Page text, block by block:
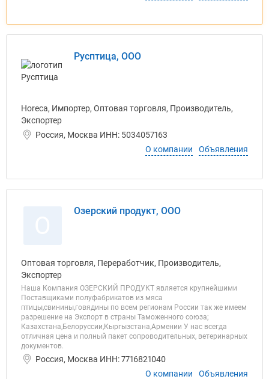
Русптица, ООО
Horeca, Импортер, Оптовая торговля, Производитель,
Экспортер
Россия, Москва ИНН: 5034057163
О компании
Объявления
Озерский продукт, ООО
Оптовая торговля, Переработчик, Производитель,
Экспортер
Наша Компания ОЗЕРСКИЙ ПРОДУКТ является крупнейшими
Поставщиками полуфабрикатов из мяса
птицы,свинины,говядины по всем регионам России так же имеем
разрешение на Экспорт в страны Таможенного союза;
Казахстана,Белоруссии,Кыргызстана,Армении У нас всегда
отличная цена и полный пакет сопроводительных, ветеринарных
документов.
Россия, Москва ИНН: 7716821040
О компании
Объявления